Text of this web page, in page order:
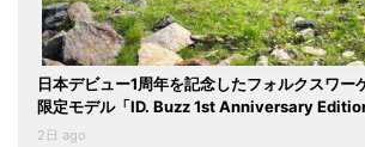
日本デビュー1周年を記念したフォルクスワ
限定モデル「ID. Buzz 1st Anniversary
2日 ago